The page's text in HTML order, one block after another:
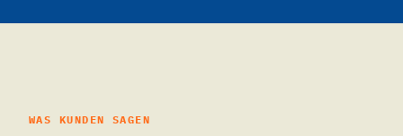
WAS KUNDEN SAGEN